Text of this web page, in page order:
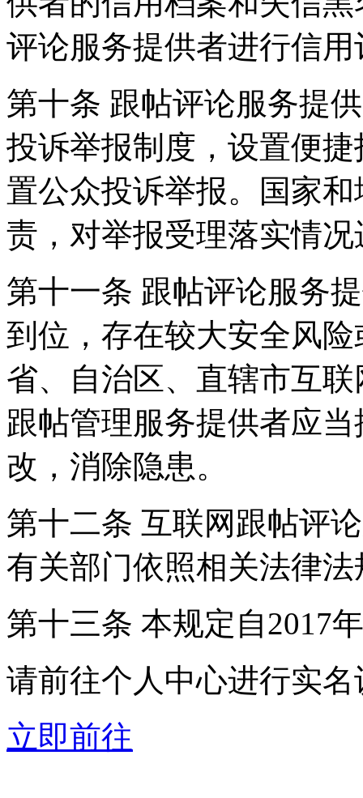
评论服务提供者进行信用
第十条 跟帖评论服务提
投诉举报制度，设置便
置公众投诉举报。国家
责，对举报受理落实情
第十一条 跟帖评论服务
到位，存在较大安全风
省、自治区、直辖市互
跟帖管理服务提供者应
改，消除隐患。
第十二条 互联网跟帖评
有关部门依照相关法律
第十三条 本规定自2017
请前往个人中心进行实名
立即前往